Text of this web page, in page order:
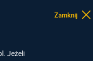
Jeżeli
Zamknij